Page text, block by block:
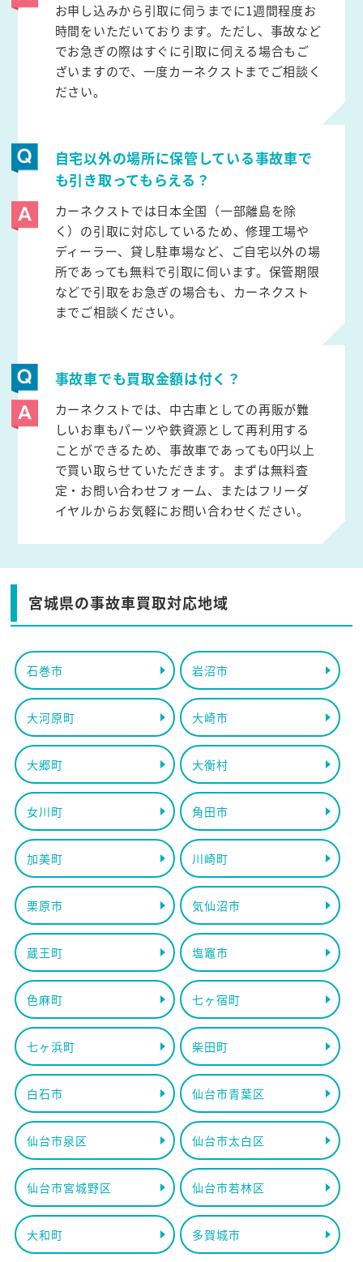
お申し込みから引取に伺うまでに1週間程度お
時間をいただいております。ただし、事故など
でお急ぎの際はすぐに引取に伺える場合もご
ざいますので、一度カーネクストまでご相談く
ださい。
自宅以外の場所に保管している事故車で
も引き取ってもらえる？
カーネクストでは日本全国（一部離島を除
く）の引取に対応しているため、修理工場や
ディーラー、貸し駐車場など、ご自宅以外の場
所であっても無料で引取に伺います。保管期限
などで引取をお急ぎの場合も、カーネクスト
までご相談ください。
事故車でも買取金額は付く？
カーネクストでは、中古車としての再販が難
しいお車もパーツや鉄資源として再利用する
ことができるため、事故車であっても0円以上
で買い取らせていただきます。まずは無料査
定・お問い合わせフォーム、またはフリーダ
イヤルからお気軽にお問い合わせください。
宮城県の事故車買取対応地域
石巻市 岩沼市
大河原町 大崎市
大郷町 大衡村
女川町 角田市
加美町 川崎町
栗原市 気仙沼市
蔵王町 塩竈市
色麻町 七ヶ宿町
七ヶ浜町 柴田町
白石市 仙台市青葉区
仙台市泉区 仙台市太白区
仙台市宮城野区 仙台市若林区
大和町 多賀城市